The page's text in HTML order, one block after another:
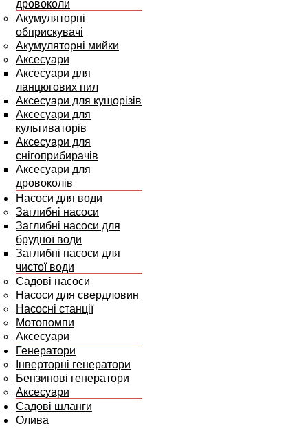
дровоколи
Акумуляторні
обприскувачі
Акумуляторні мийки
Аксесуари
Аксесуари для
ланцюгових пил
Аксесуари для кущорізів
Аксесуари для
культиваторів
Аксесуари для
снігоприбирачів
Аксесуари для
дровоколів
Насоси для води
Заглибні насоси
Заглибні насоси для
брудної води
Заглибні насоси для
чистої води
Садові насоси
Насоси для свердловин
Насосні станції
Мотопомпи
Аксесуари
Генератори
Інверторні генератори
Бензинові генератори
Аксесуари
Садові шланги
Олива